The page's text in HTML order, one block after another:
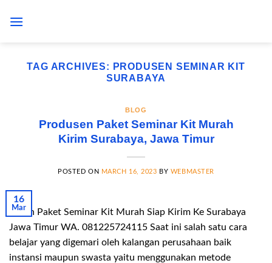
TAG ARCHIVES: PRODUSEN SEMINAR KIT
SURABAYA
BLOG
Produsen Paket Seminar Kit Murah
Kirim Surabaya, Jawa Timur
POSTED ON MARCH 16, 2023 BY WEBMASTER
16
Mar
Pesan Paket Seminar Kit Murah Siap Kirim Ke Surabaya
Jawa Timur WA. 081225724115 Saat ini salah satu cara
belajar yang digemari oleh kalangan perusahaan baik
instansi maupun swasta yaitu menggunakan metode